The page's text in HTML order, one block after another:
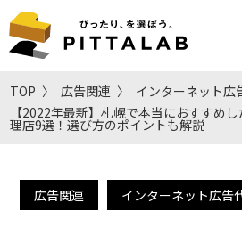
TOP 広告関連
インターネット広
【2022年最新】札幌で本当におすすめ
理店9選！選び方のポイントも解説
広告関連 インターネット広告